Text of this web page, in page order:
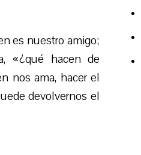
es nuestro amigo;
«¿qué hacen de
nos ama, hacer el
devolvernos el